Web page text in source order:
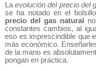
Laevolución del precio del
se ha notado en el
precio del gas natural
constantes cambios, al
eso es imprescindible que el
más económico.
de la mano es
pongan en práctica.